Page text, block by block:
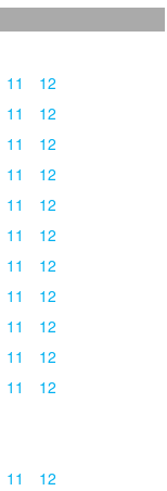
11
12
11
12
11
12
11
12
11
12
11
12
11
12
11
12
11
12
11
12
11
12
11
12